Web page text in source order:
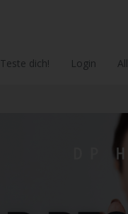
Teste dich! Login